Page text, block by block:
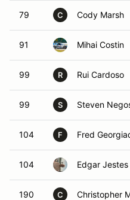
79 C Cody Marsh
91 Mihai Costin
99 R Rui Cardoso
99 S Steven
104 F Fred
104 Edgar Jestes
190 C Christopher